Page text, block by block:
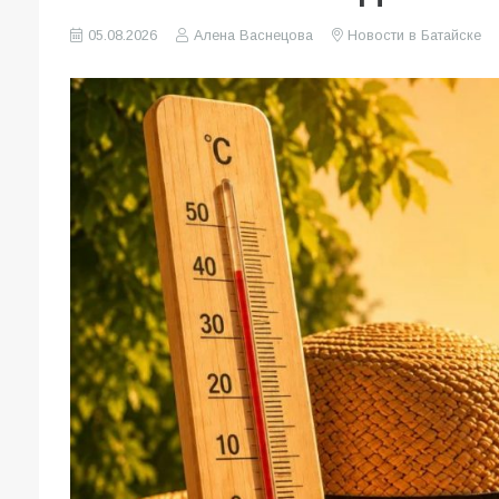
05.08.2026 Алена Васнецова Новости в Батайске